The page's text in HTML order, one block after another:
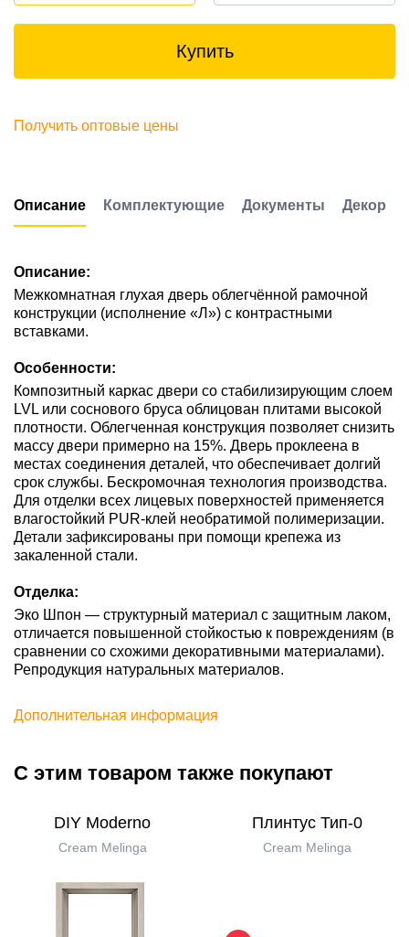
Купить
Получить оптовые цены
Описание Комплектующие Документы Декор
Описание:
Межкомнатная глухая дверь облегчённой рамочной
конструкции (исполнение «Л») с контрастными
вставками.
Особенности:
Композитный каркас двери со стабилизирующим слоем
LVL или соснового бруса облицован плитами высокой
плотности. Облегченная конструкция позволяет снизить
массу двери примерно на 15%. Дверь проклеена в
местах соединения деталей, что обеспечивает долгий
срок службы. Бескромочная технология производства.
Для отделки всех лицевых поверхностей применяется
влагостойкий PUR-клей необратимой полимеризации.
Детали зафиксированы при помощи крепежа из
закаленной стали.
Отделка:
Эко Шпон — структурный материал с защитным лаком,
отличается повышенной стойкостью к повреждениям (в
сравнении со схожими декоративными материалами).
Репродукция натуральных материалов.
Дополнительная информация
С этим товаром также покупают
DIY Moderno
Cream Melinga
Плинтус Тип-0
Cream Melinga